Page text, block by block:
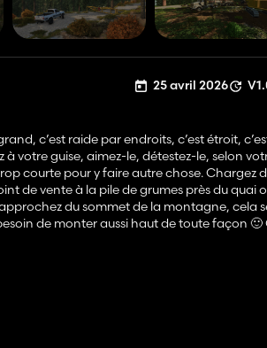
25 avril 2026
c’est raide par endroits, c’est étroit,
votre guise, aimez-le, détestez-le, selon
courte pour y faire autre chose. Chargez
de vente à la pile de grumes près du quai
du sommet de la montagne, cela
de monter aussi haut de toute façon